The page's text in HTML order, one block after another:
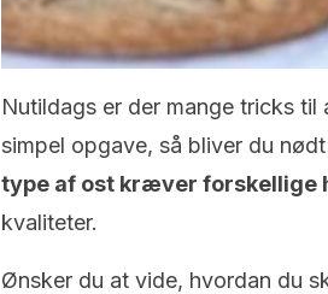
Nutildags er der mange tricks
simpel opgave, så bliver du
type af ost kræver forskellige
kvaliteter.
Ønsker du at vide, hvordan du